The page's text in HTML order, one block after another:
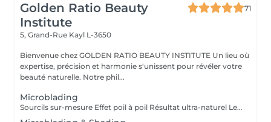
Golden Ratio Beauty
Institute
71
5, Grand-Rue Kayl L-3650
Bienvenue chez GOLDEN RATIO BEAUTY INSTITUTE Un lieu où
expertise, précision et harmonie s'unissent pour révéler votre
beauté naturelle. Notre phil...
Microblading
Sourcils sur-mesure Effet poil à poil Résultat ultra-naturel Le microblading est une technique de maquillage semi-permanent qui permet de redessiner les sourcils de façon précise et naturelle, en imitant parfaitement l'aspect du poil. À l'aide d'une fine lame composée de micro-aiguilles, des pigments sont implantés manuellement dans la couche superficielle de la peau. Ce soin est idéal pour : restructurer une ligne clairsemée, corriger une asymétrie, gagner du temps au quotidien, sublimer le regard sans maquillage. Résultat : des sourcils harmonieux, élégants et adaptés à la morphologie de votre visage invisiblement travaillés, visiblement magnifiques. La tenue varie de 9 à 18 mois selon le type de peau, le mode de vie et l'entretien.